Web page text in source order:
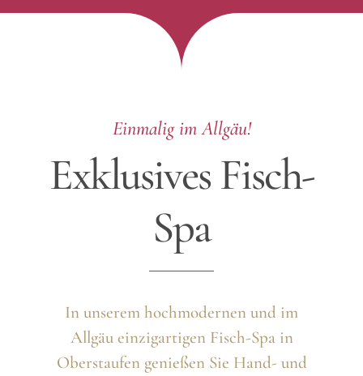
Einmalig im Allgäu!
Exklusives Fisch-
Spa
In unserem hochmodernen und im
Allgäu einzigartigen Fisch-Spa in
Oberstaufen genießen Sie Hand- und